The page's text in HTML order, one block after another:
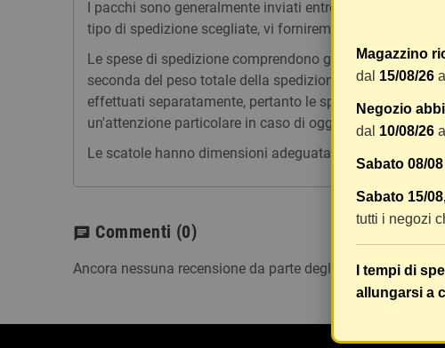
I pacchi sono generalmente inviati entro 2 giorni dal
tipo di spedizione scegliate, vi forniremo un link per
Le spese di spedizione comprendono gli oneri di
seconda del peso totale della spedizione. Vi
effettuati separatamente, pertanto le spese di
un'attenzione particolare in caso di oggetti fragili.
Le scatole hanno dimensioni adeguatamente ampie e i
chat Commenti (0)
Ancora nessuna recensione da parte degli utenti.
Magazzino
dal 15/08/26 al
Negozio
dal 10/08/26 al
Sabato 08/08
Sabato 15/
tutti i negozi
I tempi di
allungarsi a